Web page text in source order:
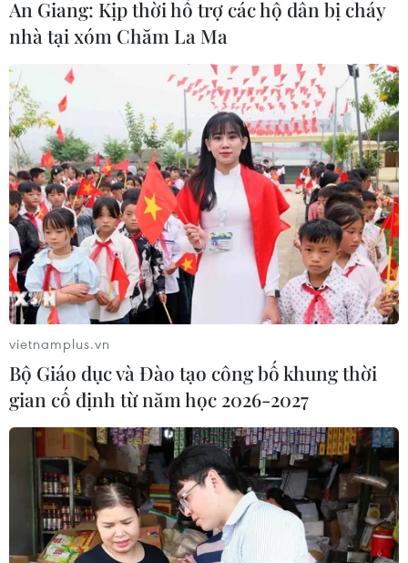
An Giang: Kịp thời hỗ trợ các hộ dân bị cháy
nhà tại xóm Chăm La Ma
vietnamplus.vn
Bộ Giáo dục và Đào tạo công bố khung thời
gian cố định từ năm học 2026-2027